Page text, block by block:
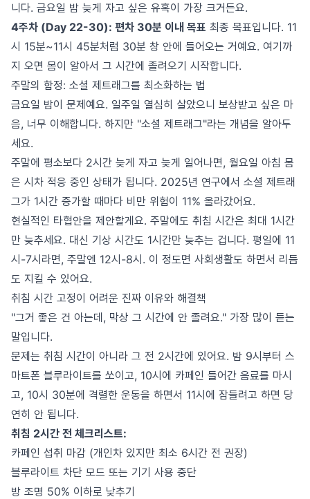
니다. 금요일 밤 늦게 자고 싶은 유혹이 가장 크거든요.
4주차 (Day 22-30): 편차 30분 이내 목표 최종 목표입니다. 11
시 15분~11시 45분처럼 30분 창 안에 들어오는 거예요. 여기까
지 오면 몸이 알아서 그 시간에 졸려오기 시작합니다.
주말의 함정: 소셜 제트래그를 최소화하는 법
금요일 밤이 문제예요. 일주일 열심히 살았으니 보상받고 싶은 마
음, 너무 이해합니다. 하지만 "소셜 제트래그"라는 개념을 알아두
세요.
주말에 평소보다 2시간 늦게 자고 늦게 일어나면, 월요일 아침 몸
은 시차 적응 중인 상태가 됩니다. 2025년 연구에서 소셜 제트래
그가 1시간 증가할 때마다 비만 위험이 11% 올라갔어요.
현실적인 타협안을 제안할게요. 주말에도 취침 시간은 최대 1시간
만 늦추세요. 대신 기상 시간도 1시간만 늦추는 겁니다. 평일에 11
시-7시라면, 주말엔 12시-8시. 이 정도면 사회생활도 하면서 리듬
도 지킬 수 있어요.
취침 시간 고정이 어려운 진짜 이유와 해결책
"그거 좋은 건 아는데, 막상 그 시간에 안 졸려요." 가장 많이 듣는
말입니다.
문제는 취침 시간이 아니라 그 전 2시간에 있어요. 밤 9시부터 스
마트폰 블루라이트를 쏘이고, 10시에 카페인 들어간 음료를 마시
고, 10시 30분에 격렬한 운동을 하면서 11시에 잠들려고 하면 당
연히 안 됩니다.
취침 2시간 전 체크리스트:
카페인 섭취 마감 (개인차 있지만 최소 6시간 전 권장)
블루라이트 차단 모드 또는 기기 사용 중단
방 조명 50% 이하로 낮추기